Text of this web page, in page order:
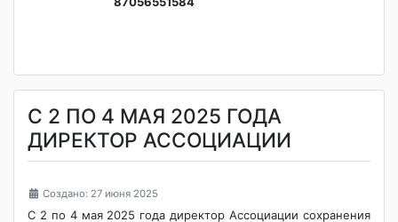
С 2 ПО 4 МАЯ 2025 ГОДА
ДИРЕКТОР АССОЦИАЦИИ
Создано: 27 июня 2025
С 2 по 4 мая 2025 года директор Ассоциации сохранения